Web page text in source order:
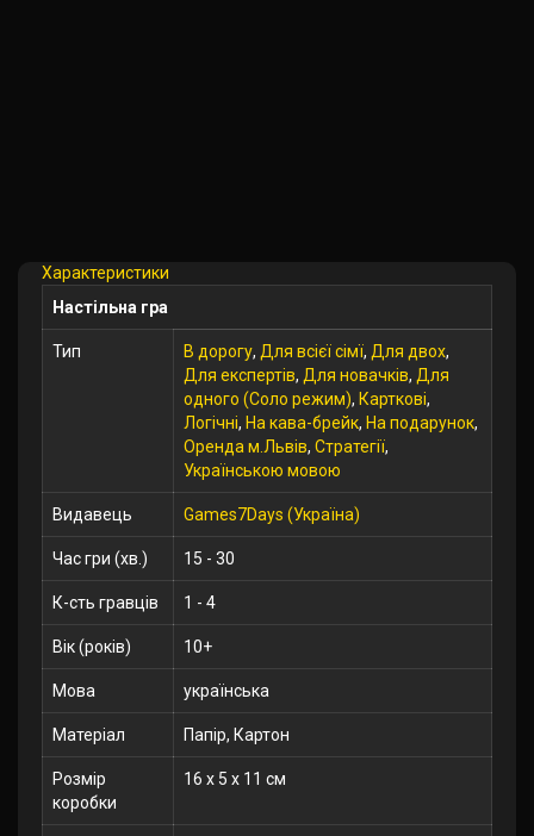
Характеристики
Настільна гра
Тип В дорогу, Для всієї сімї, Для двох,
Для експертів, Для новачків, Для
одного (Соло режим), Карткові,
Логічні, На кава-брейк, На подарунок,
Оренда м.Львів, Стратегії,
Українською мовою
Видавець Games7Days (Україна)
Час гри (хв.) 15 - 30
К-сть гравців 1 - 4
Вік (років) 10+
Мова українська
Матеріал Папір, Картон
Розмір
коробки
16 x 5 x 11 см